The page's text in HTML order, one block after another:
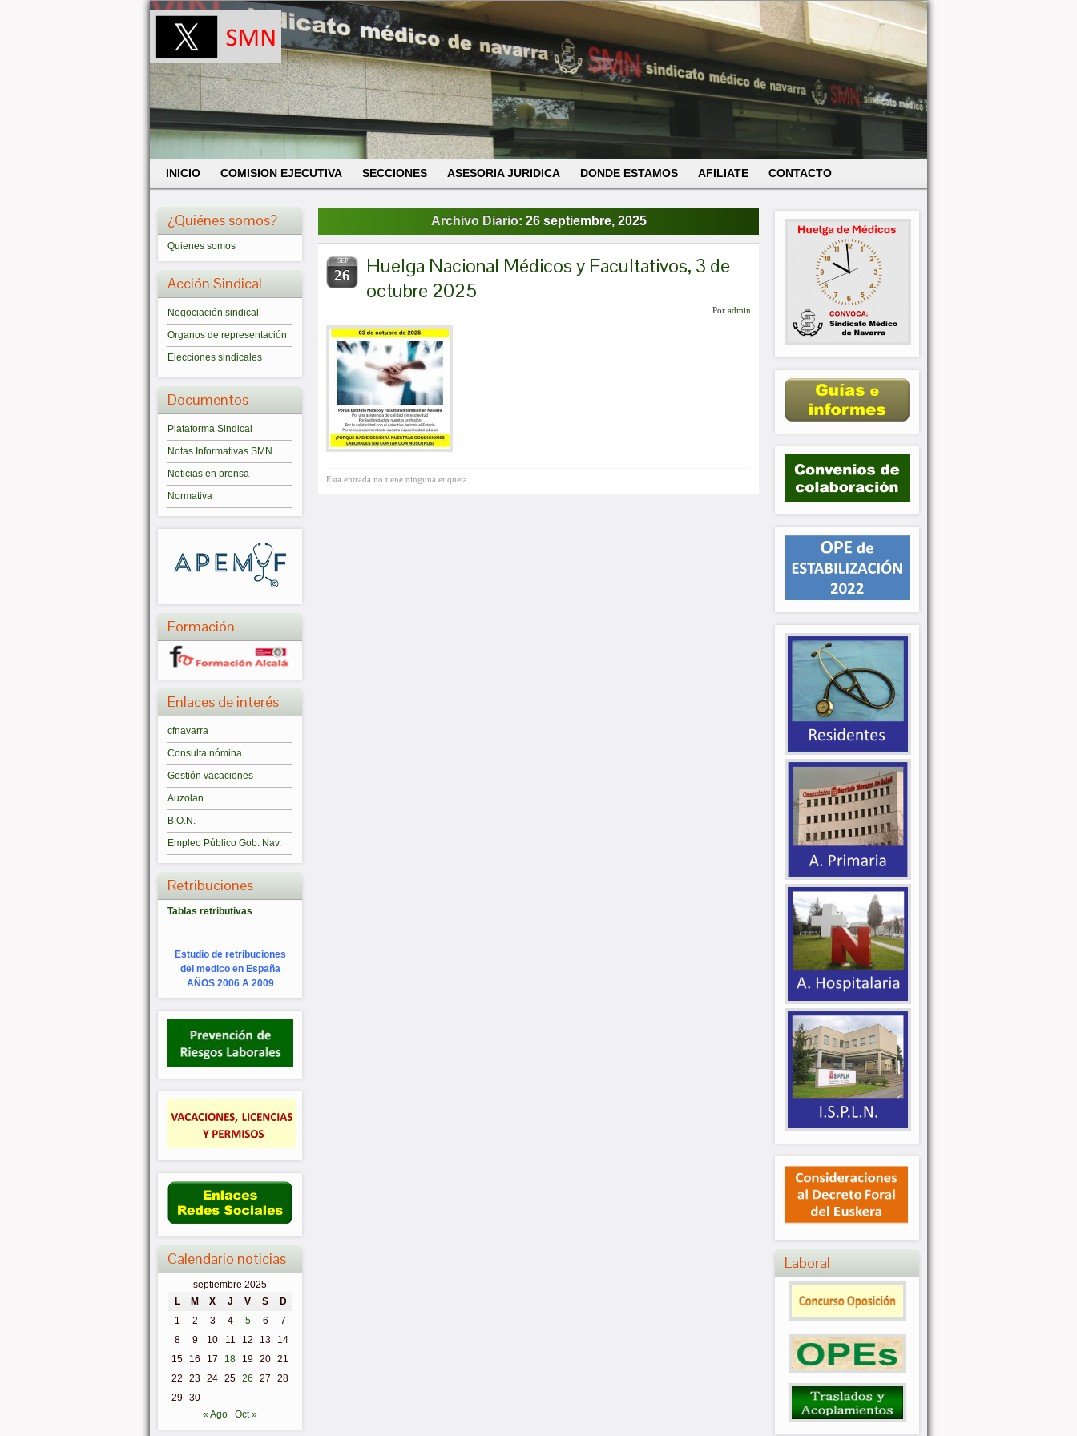
INICIO COMISION EJECUTIVA SECCIONES ASESORIA JURIDICA DONDE ESTAMOS AFILIATE CONTACTO
¿Quiénes somos?
Quienes somos
Acción Sindical
Negociación sindical
Órganos de representación
Elecciones sindicales
Documentos
Plataforma Sindical
Notas Informativas SMN
Noticias en prensa
Normativa
Formación
Enlaces de interés
cfnavarra
Consulta nómina
Gestión vacaciones
Auzolan
B.O.N.
Empleo Público Gob. Nav.
Retribuciones
Tablas retributivas
Estudio de retribuciones
del medico en España
AÑOS 2006 A 2009
Calendario noticias
septiembre 2025
L
M X J V S
D
1
2 3 4 5 6
7
8
9 10 11 12 13
14
15
16 17 18 19 20 21
22
23 24 25 26 27
28
29 30
« Ago
Oct »
Archivo Diario: 26 septiembre, 2025
SEP
26
Huelga Nacional Médicos y Facultativos, 3 de
octubre 2025
Por admin
Esta entrada no tiene ninguna etiqueta
Laboral